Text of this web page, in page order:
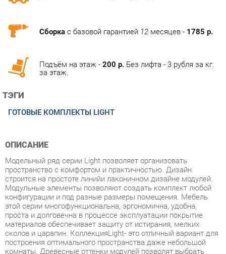
ТЭГИ
ОПИСАНИЕ
пространство с комфортом и практичностью. Дизайн
Модульные элементы позволяют создать комплект любой
конфигурации и под разные размеры помещения. Мебель
этой серии многофункциональна, эргономична, удобна,
проста и долговечна в процессе эксплуатации покрытие
материалов обеспечивает защиту от истирания, мелких
сколов и царапин. КоллекцияLight- это отличный вариант для
построения оптимального пространства даже небольшой
комнаты. Древесные оттенки модулей позволят выбрать
комплект под любое оформление комнаты. Классическая
простота форм и функциональность коллекции
представляют широкие возможности для построения